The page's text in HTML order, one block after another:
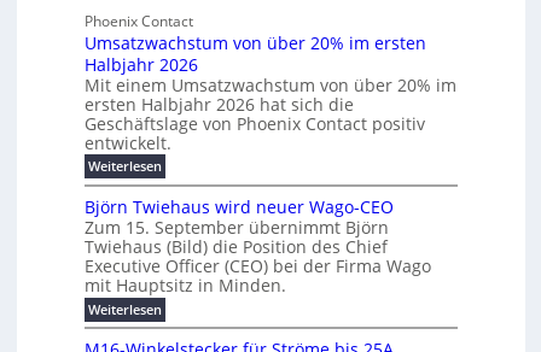
b
r
a
u
c
h
t
m
e
h
r
T
e
m
p
o
u
b
f
ü
r
m
o
d
e
r
n
e
E
e
N
H
-
S
i
c
h
e
r
u
n
g
s
l
e
i
l
i
g
u
n
g
b
e
i
m
2
0
2
h
r
f
a
c
h
d
u
r
c
f
ü
h
u
n
g
e
Phoenix Contact
Umsatzwachstum von über 20% im ersten
Halbjahr 2026
Mit einem Umsatzwachstum von über 20% im
ersten Halbjahr 2026 hat sich die
Geschäftslage von Phoenix Contact positiv
entwickelt.
Weiterlesen:
U
m
s
a
t
w
a
c
h
Björn Twiehaus wird neuer Wago-CEO
Zum 15. September übernimmt Björn
Twiehaus (Bild) die Position des Chief
Executive Officer (CEO) bei der Firma Wago
mit Hauptsitz in Minden.
Weiterlesen:
B
j